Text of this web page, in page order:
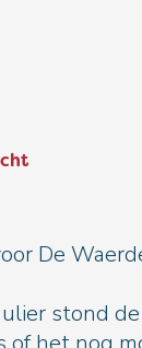
De
stond